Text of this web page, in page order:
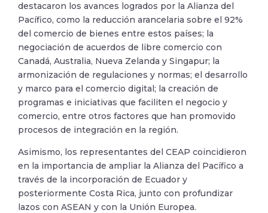
destacaron los avances logrados por la Alianza del
Pacífico, como la reducción arancelaria sobre el 92%
del comercio de bienes entre estos países; la
negociación de acuerdos de libre comercio con
Canadá, Australia, Nueva Zelanda y Singapur; la
armonización de regulaciones y normas; el desarrollo
y marco para el comercio digital; la creación de
programas e iniciativas que faciliten el negocio y
comercio, entre otros factores que han promovido
procesos de integración en la región.
Asimismo, los representantes del CEAP coincidieron
en la importancia de ampliar la Alianza del Pacífico a
través de la incorporación de Ecuador y
posteriormente Costa Rica, junto con profundizar
lazos con ASEAN y con la Unión Europea.